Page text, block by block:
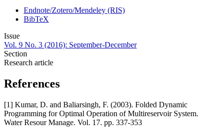
Endnote/Zotero/Mendeley (RIS)
BibTeX
Issue
Vol. 9 No. 3 (2016): September-December
Section
Research article
References
[1] Kumar, D. and Baliarsingh, F. (2003). Folded Dynamic
Programming for Optimal Operation of Multireservoir System.
Water Resour Manage. Vol. 17. pp. 337-353